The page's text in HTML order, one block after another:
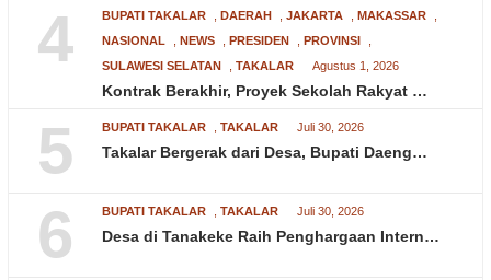
4 BUPATI TAKALAR DAERAH JAKARTA MAKASSAR
NASIONAL
NEWS PRESIDEN PROVINSI
SULAWESI SELATAN
TAKALAR Agustus 1, 2026
Kontrak Berakhir, Proyek Sekolah Rakyat …
5 BUPATI TAKALAR TAKALAR Juli 30, 2026
Takalar Bergerak dari Desa, Bupati Daeng…
6 BUPATI TAKALAR TAKALAR Juli 30, 2026
Desa di Tanakeke Raih Penghargaan Intern…